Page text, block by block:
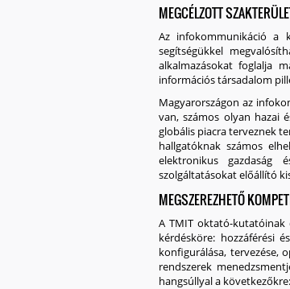
MEGCÉLZOTT
Az infokommunikáció a
segítségükkel
alkalmazásokat foglalja
információs társadalom
Magyarországon az
van, számos olyan hazai
globális piacra terveznek
hallgatóknak számos
elektronikus gazdaság
szolgáltatásokat előállító
MEGSZEREZHETŐ
A TMIT oktató-kutatóinak
kérdésköre: hozzáférési
konfigurálása, tervezése,
rendszerek
hangsúllyal a következőkre: